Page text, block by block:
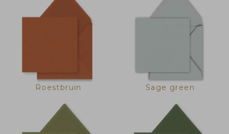
Roestbruin Sage green